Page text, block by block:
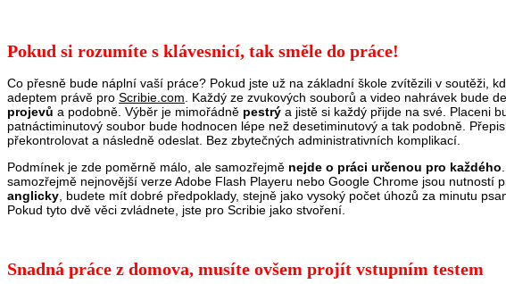
Pokud si rozumíte s klávesnicí, tak směle do práce!
Co přesně bude náplní vaší práce? Pokud jste už na základní škole zvítězili v soutěži,
adeptem právě pro Scribie.com . Každý ze zvukových souborů a video nahrávek bude
projevů a podobně. Výběr je mimořádně pestrý a jistě si každý přijde na své. Placeni
patnáctiminutový soubor bude hodnocen lépe než desetiminutový a tak podobně.
překontrolovat a následně odeslat. Bez zbytečných administrativních komplikací.
Podmínek je zde poměrně málo, ale samozřejmě nejde o práci určenou pro každého
samozřejmě nejnovější verze Adobe Flash Playeru nebo Google Chrome jsou nutností
anglicky , budete mít dobré předpoklady, stejně jako vysoký počet úhozů za minutu
Pokud tyto dvě věci zvládnete, jste pro Scribie jako stvoření.
Snadná práce z domova, musíte ovšem projít vstupním testem